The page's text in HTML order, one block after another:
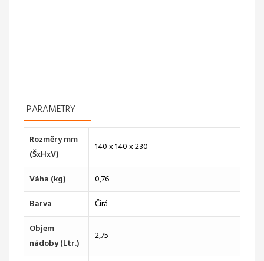
PARAMETRY
Rozměry mm
(ŠxHxV)
140 x 140 x 230
Váha (kg)
0,76
Barva
Čirá
Objem
nádoby (Ltr.)
2,75